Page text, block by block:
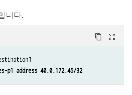
니다.
content_copy zoom_out_map
p1 address 40.0.172.45/32